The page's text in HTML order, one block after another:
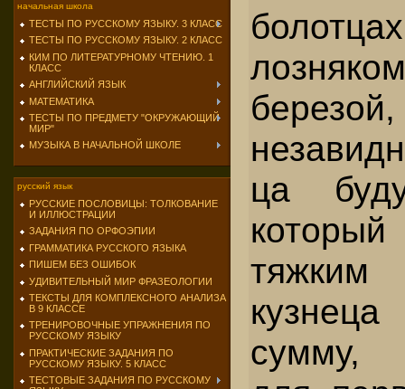
начальная школа
ТЕСТЫ ПО РУССКОМУ ЯЗЫКУ. 3 КЛАСС
ТЕСТЫ ПО РУССКОМУ ЯЗЫКУ. 2 КЛАСС
КИМ ПО ЛИТЕРАТУРНОМУ ЧТЕНИЮ. 1
КЛАСС
АНГЛИЙСКИЙ ЯЗЫК
МАТЕМАТИКА
ТЕСТЫ ПО ПРЕДМЕТУ "ОКРУЖАЮЩИЙ
МИР"
МУЗЫКА В НАЧАЛЬНОЙ ШКОЛЕ
русский язык
РУССКИЕ ПОСЛОВИЦЫ: ТОЛКОВАНИЕ
И ИЛЛЮСТРАЦИИ
ЗАДАНИЯ ПО ОРФОЭПИИ
ГРАММАТИКА РУССКОГО ЯЗЫКА
ПИШЕМ БЕЗ ОШИБОК
УДИВИТЕЛЬНЫЙ МИР ФРАЗЕОЛОГИИ
ТЕКСТЫ ДЛЯ КОМПЛЕКСНОГО АНАЛИЗА
В 9 КЛАССЕ
ТРЕНИРОВОЧНЫЕ УПРАЖНЕНИЯ ПО
РУССКОМУ ЯЗЫКУ
ПРАКТИЧЕСКИЕ ЗАДАНИЯ ПО
РУССКОМУ ЯЗЫКУ. 5 КЛАСС
ТЕСТОВЫЕ ЗАДАНИЯ ПО РУССКОМУ
ца
сумму,